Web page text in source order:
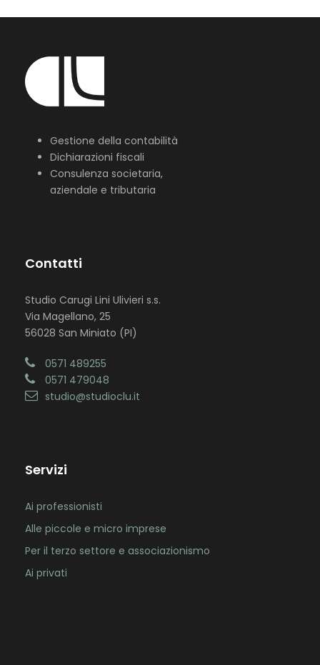
Gestione della contabilità
Dichiarazioni fiscali
Consulenza societaria,
aziendale e tributaria
Contatti
Studio Carugi Lini Ulivieri s.s.
Via Magellano, 25
56028 San Miniato (PI)
0571 489255
0571 479048
studio@studioclu.it
Servizi
Ai professionisti
Alle piccole e micro imprese
Per il terzo settore e associazionismo
Ai privati